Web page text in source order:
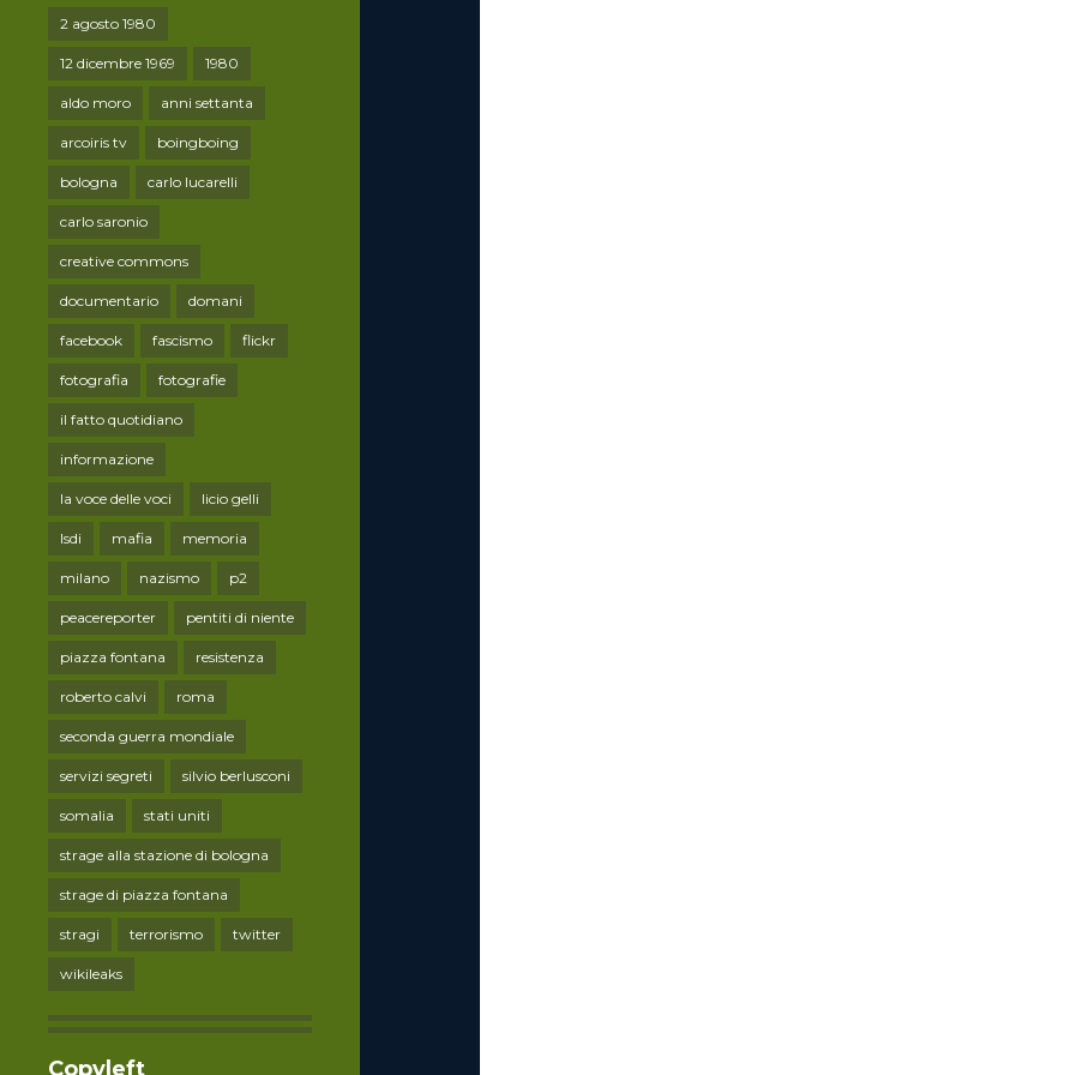
2 agosto 1980
12 dicembre 1969 1980
aldo moro anni settanta
arcoiris tv boingboing
bologna carlo lucarelli
carlo saronio
creative commons
documentario domani
facebook fascismo flickr
fotografia fotografie
il fatto quotidiano
informazione
la voce delle voci licio gelli
lsdi mafia memoria
milano nazismo p2
peacereporter pentiti di niente
piazza fontana resistenza
roberto calvi roma
seconda guerra mondiale
servizi segreti silvio berlusconi
somalia stati uniti
strage alla stazione di bologna
strage di piazza fontana
stragi terrorismo twitter
wikileaks
Copyleft